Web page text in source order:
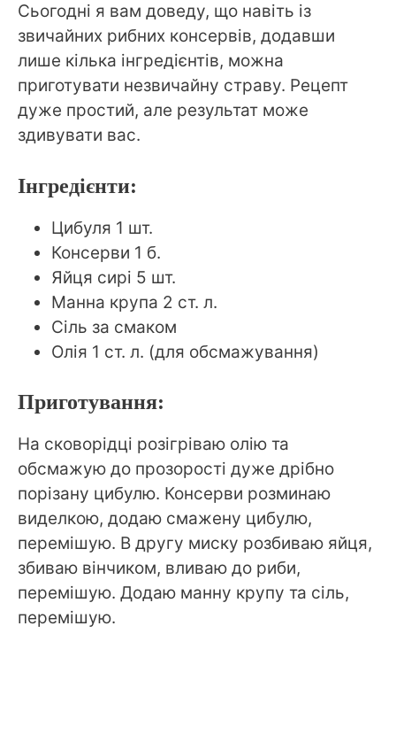
Сьогодні я вам доведу, що навіть із
звичайних рибних консервів, додавши
лише кілька інгредієнтів, можна
приготувати незвичайну страву. Рецепт
дуже простий, але результат може
здивувати вас.
Інгредієнти:
Цибуля 1 шт.
Консерви 1 б.
Яйця сирі 5 шт.
Манна крупа 2 ст. л.
Сіль за смаком
Олія 1 ст. л. (для обсмажування)
Приготування:
На сковорідці розігріваю олію та
обсмажую до прозорості дуже дрібно
порізану цибулю. Консерви розминаю
виделкою, додаю смажену цибулю,
перемішую. В другу миску розбиваю яйця,
збиваю вінчиком, вливаю до риби,
перемішую. Додаю манну крупу та сіль,
перемішую.